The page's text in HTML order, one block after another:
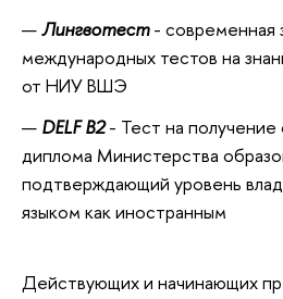
Лингвотест- современная
международных тестов на
от НИУ ВШЭ
DELF B2- Тест на получение
диплома Министерства
подтверждающий уровень
языком как иностранным
Действующих и начинающих